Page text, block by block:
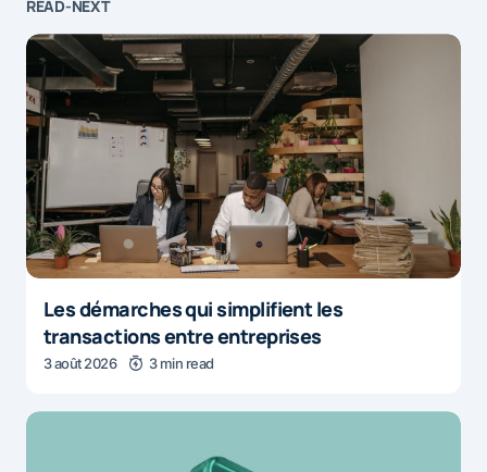
READ-NEXT
Les démarches qui simplifient les
transactions entre entreprises
3 août 2026 3 min read